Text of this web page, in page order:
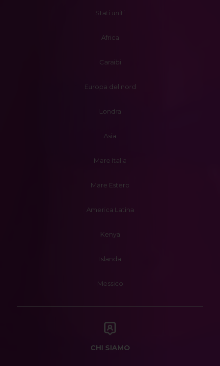
Stati uniti
Africa
Caraibi
Europa del nord
Londra
Asia
Mare Italia
Mare Estero
America Latina
Kenya
Islanda
Messico
CHI SIAMO